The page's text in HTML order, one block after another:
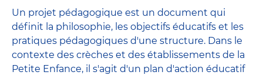
Un projet pédagogique est un document qui
définit la philosophie, les objectifs éducatifs et les
pratiques pédagogiques d'une structure. Dans le
contexte des crèches et des établissements de la
Petite Enfance, il s'agit d'un plan d'action éducatif